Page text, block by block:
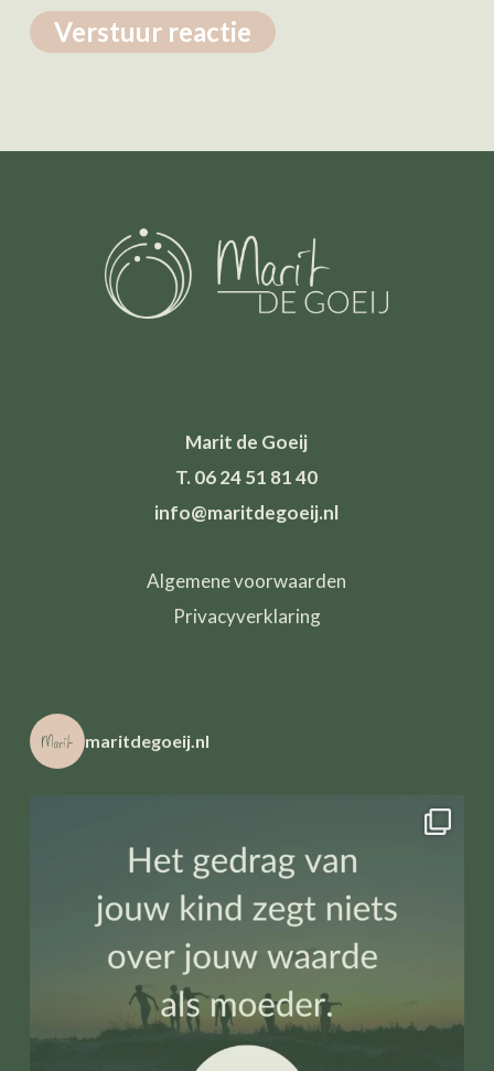
Marit de Goeij
T. 06 24 51 81 40
info@maritdegoeij.nl
Algemene voorwaarden
Privacyverklaring
maritdegoeij.nl